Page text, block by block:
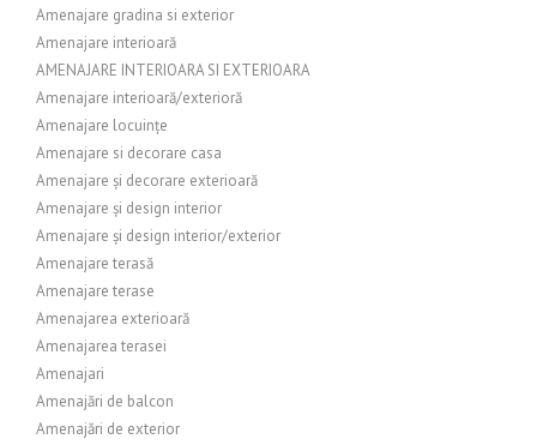
Amenajare gradina si exterior
Amenajare interioară
AMENAJARE INTERIOARA SI EXTERIOARA
Amenajare interioară/exterioră
Amenajare locuințe
Amenajare si decorare casa
Amenajare și decorare exterioară
Amenajare și design interior
Amenajare și design interior/exterior
Amenajare terasă
Amenajare terase
Amenajarea exterioară
Amenajarea terasei
Amenajari
Amenajări de balcon
Amenajări de exterior